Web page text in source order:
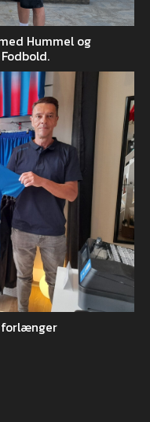
Hummel og
forlænger